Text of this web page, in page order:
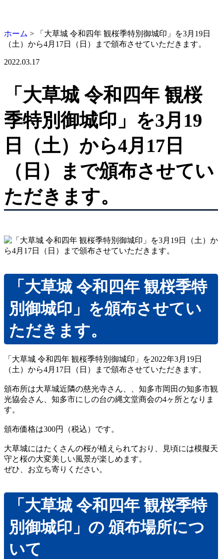
フライヤー・リーフレット
シール・ステッカー
シルバー』
工具用社名シール『ツールステッカー・
クリア』
電動工具用社名シール『ツールステッカ
ー・バッテリー』
ガスメーター（マイコンメーター）用 社
名ラベルステッカー・連絡先シール
ホームページ制作
知多半島情報交換市場
ノベルティ制作
オリジナル印刷うちわ
防染タオル
ノベルティデザイン
動画制作
店主挨拶動画（YouTube動画CM/TAD：
TENSYU AISATSU DOGA）
販促・業務ツール
インボイス制度対応スタンプ『インボイ
スタンプ』
ナンバープレートストラップ
印鑑
まちおこし事業
開発商品
会社概要
お問い合わせ
ホーム >
「大草城 令和四年 観桜季特別御城印」を3月19日
（土）から4月17日（日）まで頒布させていただきます。
2022.03.17
「大草城 令和四年 観桜
季特別御城印」を3月19
日（土）から4月17日
（日）まで頒布させてい
ただきます。
「大草城 令和四年 観桜季特
別御城印」を頒布させてい
ただきます。
「大草城 令和四年 観桜季特別御城印」を2022年3月19日
（土）から4月17日（日）まで頒布させていただきます。
頒布所は大草城近隣の慈光寺さん、、知多市岡田の知多市観
光協会さん、知多市にしの台の縄文堂商会の4ヶ所となりま
す。
頒布価格は300円（税込）です。
大草城にはたくさんの桜が植えられており、見頃には模擬天
守と桜の大変美しい風景が楽しめます。
ぜひ、お立ち寄りください。
「大草城 令和四年 観桜季特
別御城印」の 頒布場所につ
いて